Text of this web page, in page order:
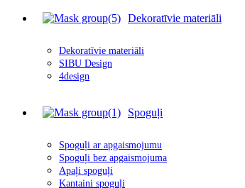
Dekoratīvie materiāli
Dekoratīvie materiāli
SIBU Design
4design
Spoguļi
Spoguļi ar apgaismojumu
Spoguļi bez apgaismojuma
Apaļi spoguļi
Kantaini spoguļi